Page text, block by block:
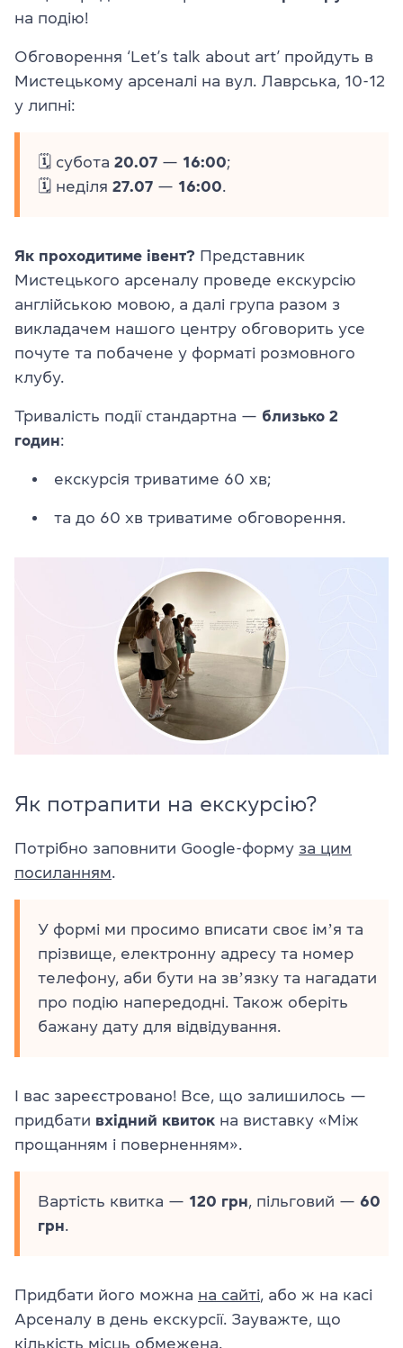
на подію!
Обговорення ‘Let’s talk about art’ пройдуть в
Мистецькому арсеналі на вул. Лаврська, 10-12
у липні:
🗓 субота 20.07 — 16:00;
🗓 неділя 27.07 — 16:00.
Як проходитиме івент? Представник
Мистецького арсеналу проведе екскурсію
англійською мовою, а далі група разом з
викладачем нашого центру обговорить усе
почуте та побачене у форматі розмовного
клубу.
Тривалість події стандартна — близько 2
годин:
екскурсія триватиме 60 хв;
та до 60 хв триватиме обговорення.
Як потрапити на екскурсію?
Потрібно заповнити Google-форму за цим
посиланням
У формі ми просимо вписати своє імʼя та
прізвище, електронну адресу та номер
телефону, аби бути на звʼязку та нагадати
про подію напередодні. Також оберіть
бажану дату для відвідування.
І вас зареєстровано! Все, що залишилось —
придбати вхідний квиток на виставку «Між
прощанням і поверненням».
Вартість квитка — 120 грн , пільговий — 60
грн
Придбати його можна на сайті , або ж на касі
Арсеналу в день екскурсії. Зауважте, що
кількість місць обмежена.